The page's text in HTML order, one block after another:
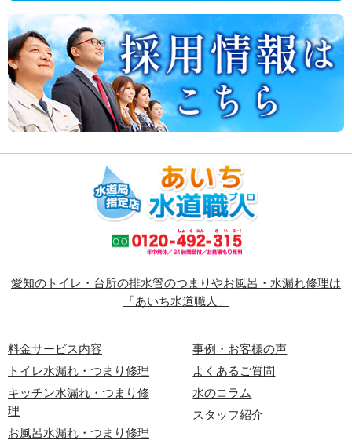
愛知のトイレ・台所の排水管のつまりやお風呂・水漏れ修理は
「あいち水道職人」
料金サービス内容
トイレ水漏れ・つまり修理
キッチン水漏れ・つまり修
理
お風呂水漏れ・つまり修理
事例・お客様の声
よくあるご質問
水のコラム
スタッフ紹介